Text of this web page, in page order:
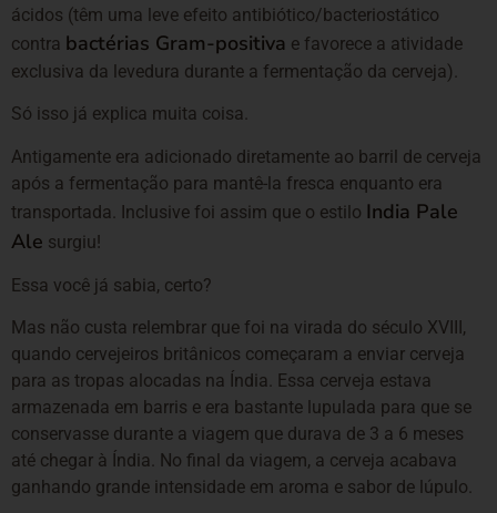
ácidos (têm uma leve efeito antibiótico/bacteriostático
contra bactérias Gram-positiva e favorece a atividade
exclusiva da levedura durante a fermentação da cerveja).
Só isso já explica muita coisa.
Antigamente era adicionado diretamente ao barril de cerveja
após a fermentação para mantê-la fresca enquanto era
transportada. Inclusive foi assim que o estilo India Pale
Ale surgiu!
Essa você já sabia, certo?
Mas não custa relembrar que foi na virada do século XVIII,
quando cervejeiros britânicos começaram a enviar cerveja
para as tropas alocadas na Índia. Essa cerveja estava
armazenada em barris e era bastante lupulada para que se
conservasse durante a viagem que durava de 3 a 6 meses
até chegar à Índia. No final da viagem, a cerveja acabava
ganhando grande intensidade em aroma e sabor de lúpulo.